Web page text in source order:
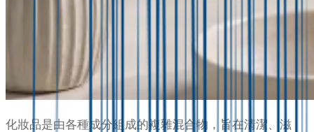
化妝品是由各種成分組成的複雜混合物，旨在清潔、滋